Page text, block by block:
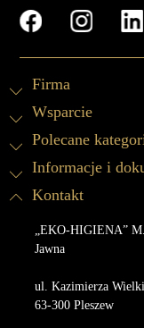
Firma
Wsparcie
Polecane
Informacje i
Kontakt
„EKO-HIGIENA”
Jawna
ul. Kazimierza
63-300 Pleszew